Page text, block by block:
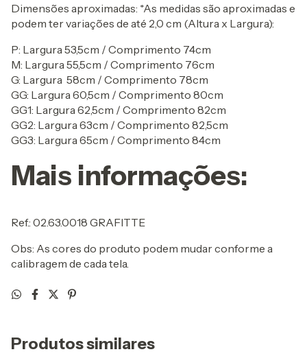
Dimensões aproximadas: *As medidas são aproximadas e
podem ter variações de até 2,0 cm (Altura x Largura):
P: Largura 53,5cm / Comprimento 74cm
M: Largura 55,5cm / Comprimento 76cm
G: Largura 58cm / Comprimento 78cm
GG: Largura 60,5cm / Comprimento 80cm
GG1: Largura 62,5cm / Comprimento 82cm
GG2: Largura 63cm / Comprimento 82,5cm
GG3: Largura 65cm / Comprimento 84cm
Mais informações:
Ref.: 02.63.0018 GRAFITTE
Obs: As cores do produto podem mudar conforme a
calibragem de cada tela.
Produtos similares